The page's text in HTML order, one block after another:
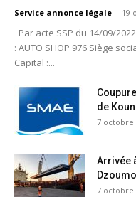
Service annonce légale - 19
Par acte SSP du 14/09/
: AUTO SHOP 976 Siège
Capital :...
de
7 octobre
Arrivée
7 octobre